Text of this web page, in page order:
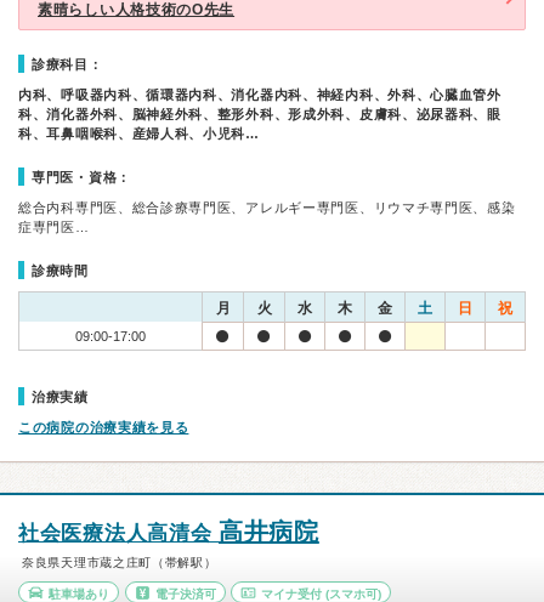
素晴らしい人格技術のO先生
診療科目：
内科、呼吸器内科、循環器内科、消化器内科、神経内科、外科、心臓血管外
科、消化器外科、脳神経外科、整形外科、形成外科、皮膚科、泌尿器科、眼
科、耳鼻咽喉科、産婦人科、小児科…
専門医・資格：
総合内科専門医、総合診療専門医、アレルギー専門医、リウマチ専門医、感染
症専門医…
診療時間
月 火 水 木 金 土 日 祝
09:00-17:00
治療実績
この病院の治療実績を見る
社会医療法人高清会 高井病院
奈良県天理市蔵之庄町（帯解駅）
駐車場あり 電子決済可 マイナ受付 (スマホ可)